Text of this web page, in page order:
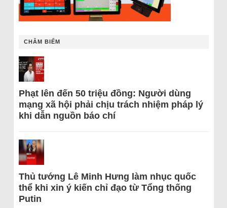
CHÂM BIẾM
Phạt lên đến 50 triệu đồng: Người dùng
mạng xã hội phải chịu trách nhiệm pháp lý
khi dẫn nguồn báo chí
Thủ tướng Lê Minh Hưng làm nhục quốc
thể khi xin ý kiến chỉ đạo từ Tổng thống
Putin